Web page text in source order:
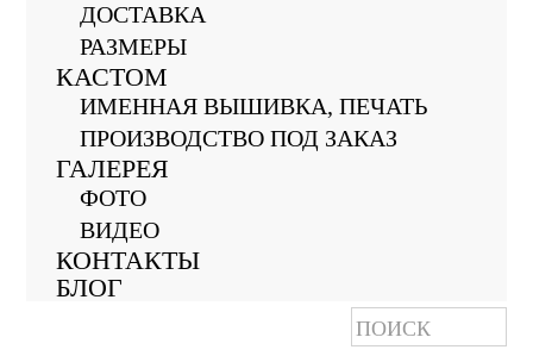
ДОСТАВКА
РАЗМЕРЫ
КАСТОМ
ИМЕННАЯ ВЫШИВКА, ПЕЧАТЬ
ПРОИЗВОДСТВО ПОД ЗАКАЗ
ГАЛЕРЕЯ
ФОТО
ВИДЕО
КОНТАКТЫ
БЛОГ